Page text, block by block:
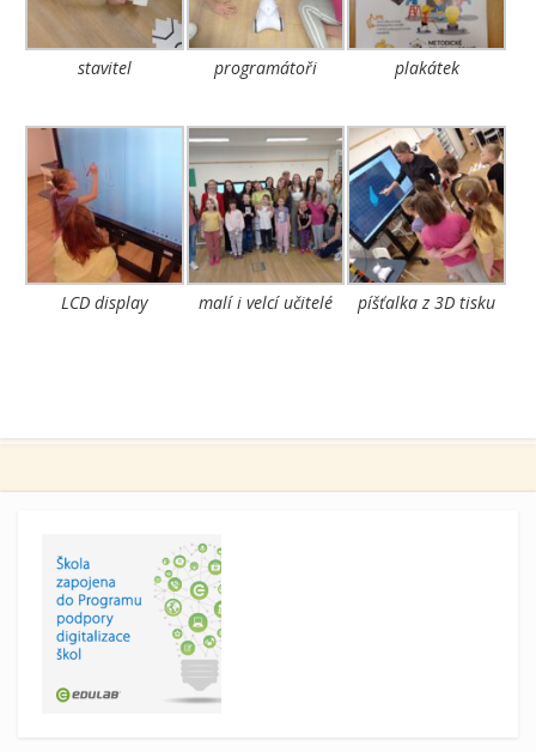
stavitel programátoři plakátek
LCD display malí i velcí učitelé píšťalka z 3D tisku